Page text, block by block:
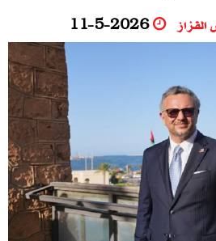
القزاز 11-5-2026